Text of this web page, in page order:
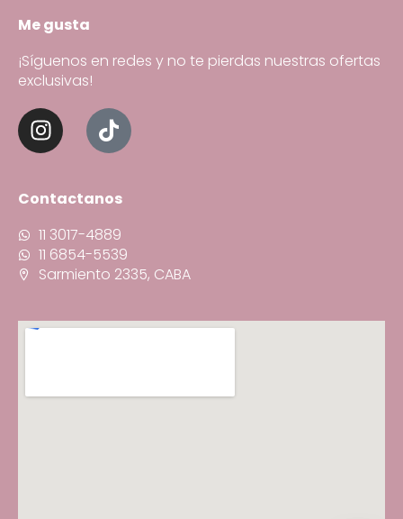
Me gusta
¡Síguenos en redes y no te pierdas nuestras ofertas
exclusivas!
Contactanos
11 3017-4889
11 6854-5539
Sarmiento 2335, CABA